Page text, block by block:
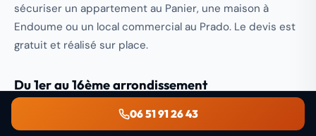
sécuriser un appartement au Panier, une maison à
Endoume ou un local commercial au Prado. Le devis est
gratuit et réalisé sur place.
Du 1er au 16ème arrondissement
Nos véhicules circulent en permanence dans Marseille.
Le Vieux-Port et ses ruelles étroites, la Joliette et ses
06 51 91 26 43